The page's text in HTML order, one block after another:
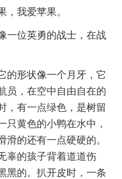
，我爱苹果。
一位英勇的战士，在战
的形状像一个月牙，它
员，在空中自由自在的
，有一点绿色，是树留
只黄色的小鸭在水中，
的还有一点硬硬的。
辜的孩子背着道道伤
黑的。扒开皮时，一条